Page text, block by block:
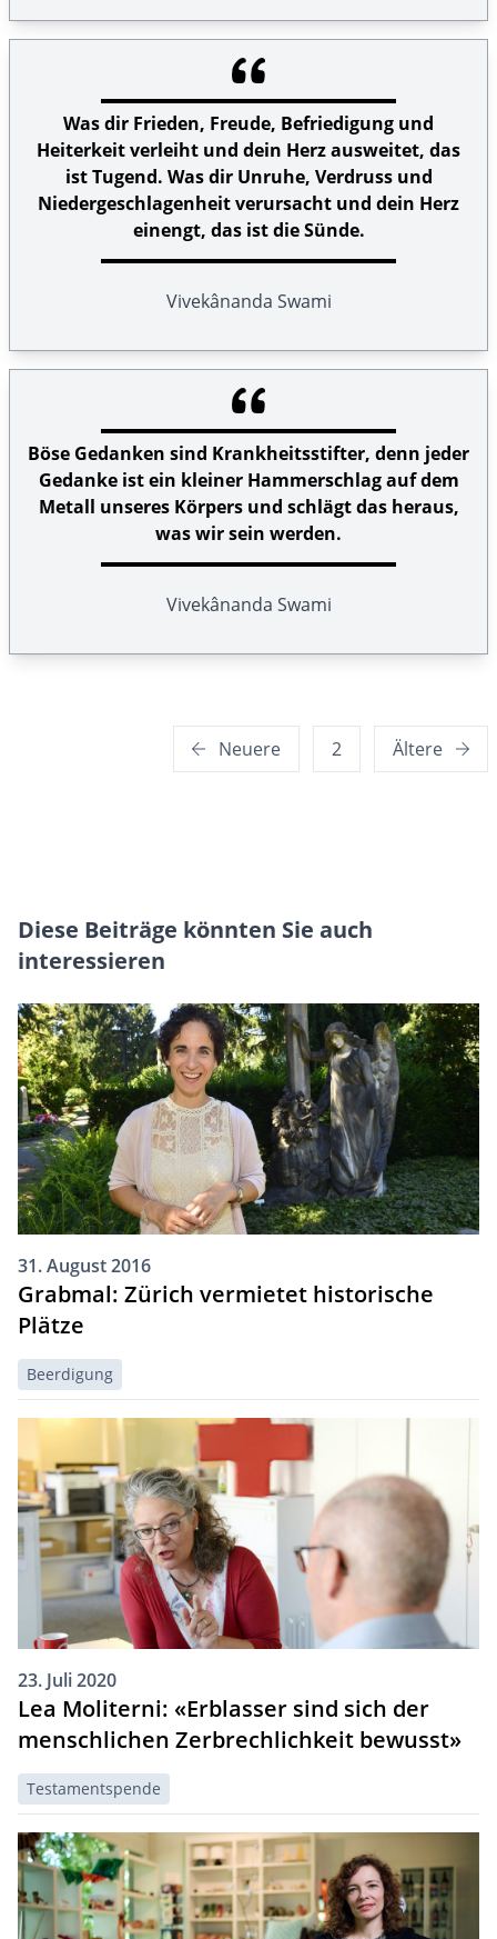
Was dir Frieden, Freude, Befriedigung und
Heiterkeit verleiht und dein Herz ausweitet, das
ist Tugend. Was dir Unruhe, Verdruss und
Niedergeschlagenheit verursacht und dein Herz
einengt, das ist die Sünde.
Vivekânanda Swami
Böse Gedanken sind Krankheitsstifter, denn jeder
Gedanke ist ein kleiner Hammerschlag auf dem
Metall unseres Körpers und schlägt das heraus,
was wir sein werden.
Vivekânanda Swami
Seitennummerierung
Neuere 2 Ältere
Diese Beiträge könnten Sie auch
interessieren
31. August 2016
Grabmal: Zürich vermietet historische
Plätze
Beerdigung
23. Juli 2020
Lea Moliterni: «Erblasser sind sich der
menschlichen Zerbrechlichkeit bewusst»
Testamentspende